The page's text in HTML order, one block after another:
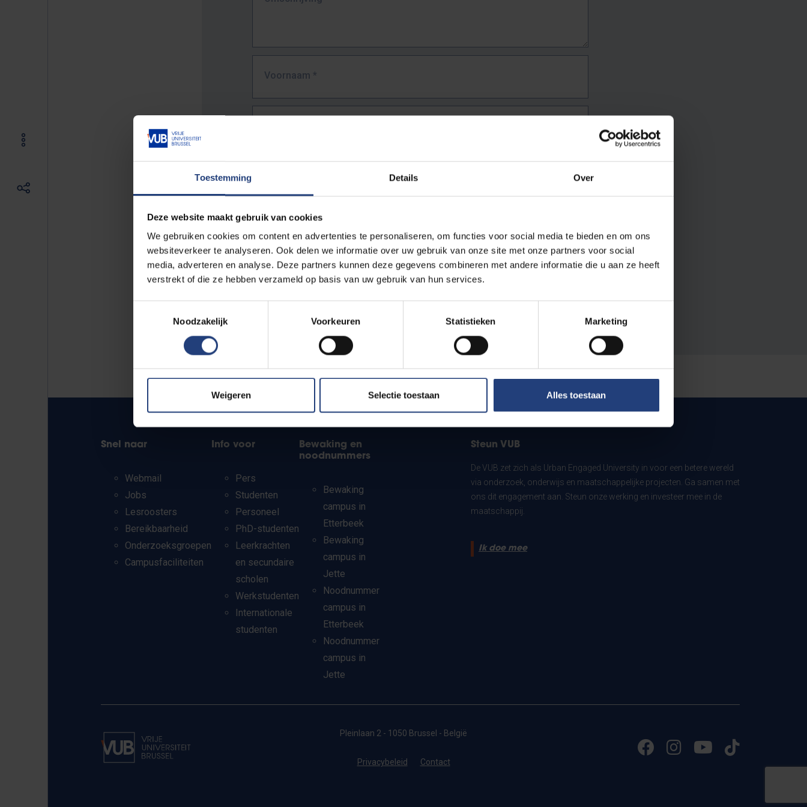
Toestemming Details Over
Deze website maakt gebruik van cookies
We gebruiken cookies om content en advertenties te personaliseren, om functies voor social media te bieden en om ons
websiteverkeer te analyseren. Ook delen we informatie over uw gebruik van onze site met onze partners voor social
media, adverteren en analyse. Deze partners kunnen deze gegevens combineren met andere informatie die u aan ze heeft
verstrekt of die ze hebben verzameld op basis van uw gebruik van hun services.
Noodzakelijk
Voorkeuren Statistieken Marketing
Weigeren Selectie toestaan Alles toestaan
Voornaam *
URL*
De volledige URL van de pagina waar je de fout zag.
Bv. https://www.vub.be/nl/studeren-aan-de-vub/alle-opleidingen
Snel naar
Webmail
Jobs
Lesroosters
Bereikbaarheid
Onderzoeksgroepen
Campusfaciliteiten
Info voor
Pers
Studenten
Personeel
PhD-studenten
Leerkrachten
en secundaire
scholen
Werkstudenten
Internationale
studenten
Bewaking en
noodnummers
Bewaking
campus in
Etterbeek
Bewaking
campus in
Jette
Noodnummer
campus in
Etterbeek
Noodnummer
campus in
Jette
Steun VUB
De VUB zet zich als Urban Engaged University in voor een betere wereld
via onderzoek, onderwijs en maatschappelijke projecten. Ga samen met
ons dit engagement aan. Steun onze werking en investeer mee in de
maatschappij.
Ik doe mee
Pleinlaan 2 - 1050 Brussel - België
Privacybeleid Contact